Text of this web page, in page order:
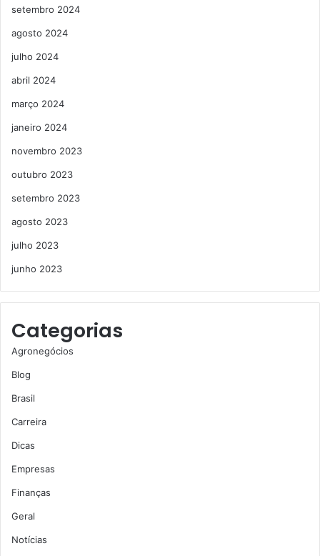
setembro 2024
agosto 2024
julho 2024
abril 2024
março 2024
janeiro 2024
novembro 2023
outubro 2023
setembro 2023
agosto 2023
julho 2023
junho 2023
Categorias
Agronegócios
Blog
Brasil
Carreira
Dicas
Empresas
Finanças
Geral
Notícias